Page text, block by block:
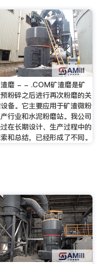
磨 - - .COM矿渣磨是矿
粉碎之后进行再次粉磨的关
备。它主要应用于矿渣微粉
行业和水泥粉磨站。我公司
在长期设计、生产过程中的
和总结，已经形成了不同。